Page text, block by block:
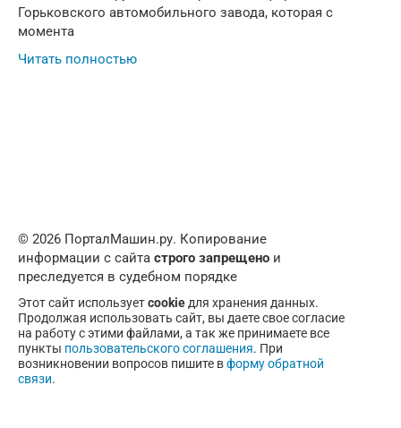
Горьковского автомобильного завода, которая с
момента
Читать полностью
© 2026 ПорталМашин.ру. Копирование
информации с сайта строго запрещено и
преследуется в судебном порядке
Этот сайт используетcookieдля хранения данных.
Продолжая использовать сайт, вы даете свое согласие
на работу с этими файлами, а так же принимаете все
пункты пользовательского соглашения. При
возникновении вопросов пишите вформу обратной
связи.